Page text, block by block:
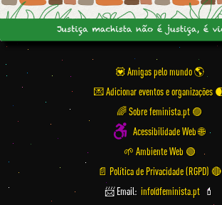
💟 Amigas pelo mundo
💌 Adicionar eventos e organizações
🌈 Sobre feminista.pt 🟣
Acessibilidade Web 🌐
🌱 Ambiente Web 🟢
📄 Política de Privacidade (RGPD) 🔴
📨 Email: info@feminista.pt 💄